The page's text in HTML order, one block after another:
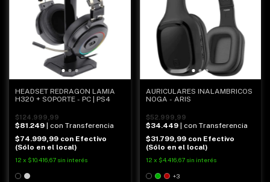
HEADSET REDRAGON LAMIA
H320 + SOPORTE - PC | PS4
$124.999,99
$81.249 | con Transferencia
$74.999,99 con Efectivo
(Sólo en el local)
12 x $10.416,67 sin interés
AURICULARES INALAMBRICOS
NOGA - ARIS
$52.999,99
$34.449 | con Transferencia
$31.799,99 con Efectivo
(Sólo en el local)
12 x $4.416,67 sin interés
+3